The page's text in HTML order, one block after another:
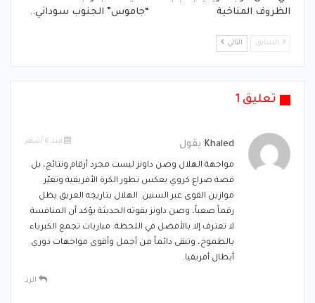
الظروف المناخية
“جاموس” الجنوب سوداني..
السابق التالي
تعليق 1
Khaled يقول منذ 6 أشهر
مواجهة الهلال وصن داونز ليست مجرد أرقام ونتائج، بل
قصة صراع كروي يعكس تطور الكرة الأفريقية وتغيّر
موازين القوى عبر السنين. الهلال بتاريخِه العريق يظل
رقماً صعباً، وصن داونز بقوته الحديثة يؤكد أن المنافسة
لا تعترف إلا بالأفضل في اللحظة. مباريات تجمع الكبرياء
بالطموح، وتبقى دائماً من أجمل وأقوى مواجهات دوري
أبطال أفريقيا.
الرد